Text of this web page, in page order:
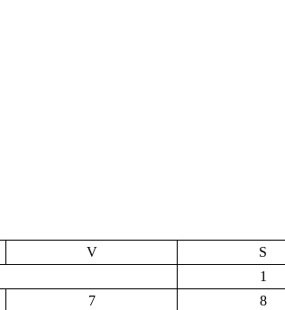
V S
1
7 8